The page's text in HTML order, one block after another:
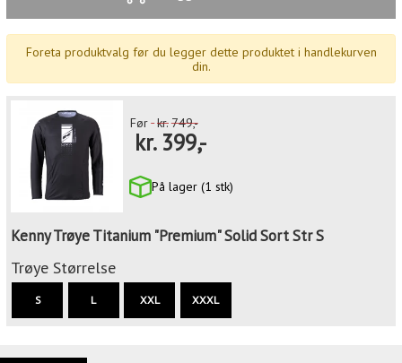
Foreta produktvalg før du legger dette produktet i handlekurven
din.
Før kr.749,-
kr. 399,-
På lager (1 stk)
Kenny Trøye Titanium "Premium" Solid Sort Str S
Trøye Størrelse
S L XXL XXXL